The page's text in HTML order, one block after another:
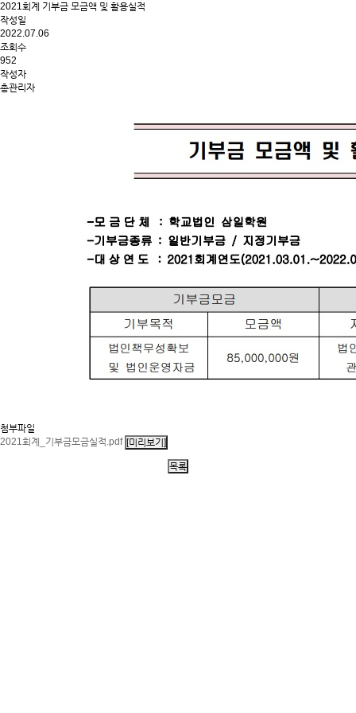
2021회계 기부금 모금액 및 활용실적
작성일
2022.07.06
조회수
952
작성자
총관리자
첨부파일
2021회계_기부금모금실적.pdf